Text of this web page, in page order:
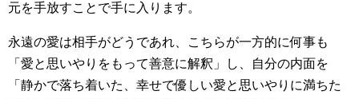
元を手放すことで手に入ります。
永遠の愛は相手がどうであれ、こちらが一方的に何事も
「愛と思いやりをもって善意に解釈」し、自分の内面を
「静かで落ち着いた、幸せで優しい愛と思いやりに満ちた